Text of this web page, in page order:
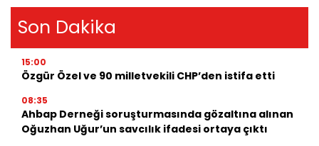
Son Dakika
15:00
Özgür Özel ve 90 milletvekili CHP’den istifa etti
08:35
Ahbap Derneği soruşturmasında gözaltına alınan
Oğuzhan Uğur’un savcılık ifadesi ortaya çıktı